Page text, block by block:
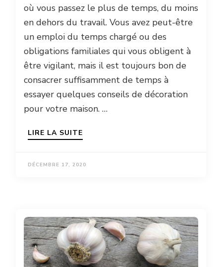
où vous passez le plus de temps, du moins
en dehors du travail. Vous avez peut-être
un emploi du temps chargé ou des
obligations familiales qui vous obligent à
être vigilant, mais il est toujours bon de
consacrer suffisamment de temps à
essayer quelques conseils de décoration
pour votre maison. …
LIRE LA SUITE
DÉCEMBRE 17, 2020